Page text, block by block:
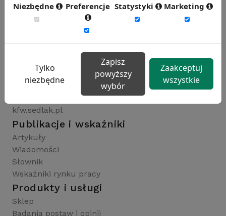
Rynekpracy.pl
raportyplacowe.pl
badaniaHR.pl
kfw.sedlak.pl
Publikacje i wskaźniki
Artykuły
Wiadomości
Słownik
Wskaźniki rynku pracy
Produkty i usługi
Sklep
Badania postaw i opinii
Niezbędne Preferencje Statystyki Marketing
Tylko
niezbędne
Zapisz
powyższy
wybór
Zaakceptuj
wszystkie